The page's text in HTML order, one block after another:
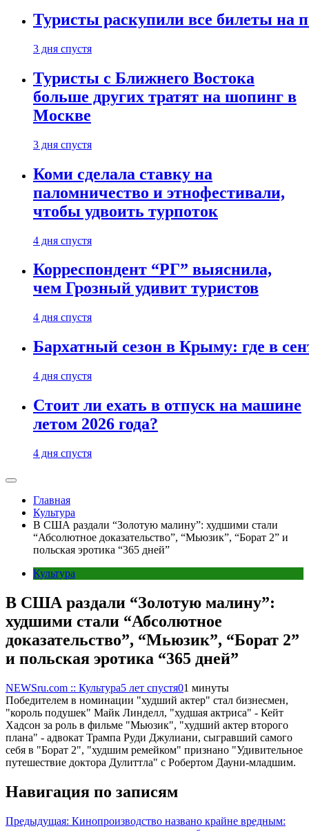
Туристы раскупили все билеты на
3 дня спустя
Туристы с Ближнего Востока
больше других тратят на шопинг в
Москве
3 дня спустя
Коми сделала ставку на
паломничество и этнофестивали,
чтобы удвоить турпоток
4 дня спустя
Корреспондент “РГ” выяснила,
чем Грозный удивит туристов
4 дня спустя
Бархатный сезон в Крыму: где в
4 дня спустя
Стоит ли ехать в отпуск на машине
летом 2026 года?
4 дня спустя
Главная
Культура
В США раздали “Золотую малину”: худшими стали
“Абсолютное доказательство”, “Мьюзик”, “Борат 2” и
польская эротика “365 дней”
Культура
В США раздали “Золотую малину”:
худшими стали “Абсолютное
доказательство”, “Мьюзик”, “Борат 2”
и польская эротика “365 дней”
NEWSru.com :: Культура5 лет спустя01 минуты
Победителем в номинации "худший актер" стал бизнесмен,
"король подушек" Майк Линделл, "худшая актриса" - Кейт
Хадсон за роль в фильме "Мьюзик", "худший актер второго
плана" - адвокат Трампа Руди Джулиани, сыгравший самого
себя в "Борат 2", "худшим ремейком" признано "Удивительное
путешествие доктора Дулиттла" с Робертом Дауни-младшим.
Навигация по записям
Предыдущая: Кинопроизводство названо крайне вредным: